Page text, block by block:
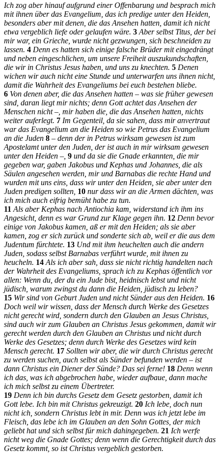
Ich zog aber hinauf aufgrund einer Offenbarung und besprach mich
mit ihnen über das Evangelium, das ich predige unter den Heiden,
besonders aber mit denen, die das Ansehen hatten, damit ich nicht
etwa vergeblich liefe oder gelaufen wäre. 3 Aber selbst Titus, der bei
mir war, ein Grieche, wurde nicht gezwungen, sich beschneiden zu
lassen. 4 Denn es hatten sich einige falsche Brüder mit eingedrängt
und neben eingeschlichen, um unsere Freiheit auszukundschaften,
die wir in Christus Jesus haben, und uns zu knechten. 5 Denen
wichen wir auch nicht eine Stunde und unterwarfen uns ihnen nicht,
damit die Wahrheit des Evangeliums bei euch bestehen bliebe.
6 Von denen aber, die das Ansehen hatten – was sie früher gewesen
sind, daran liegt mir nichts; denn Gott achtet das Ansehen der
Menschen nicht –, mir haben die, die das Ansehen hatten, nichts
weiter auferlegt. 7 Im Gegenteil, da sie sahen, dass mir anvertraut
war das Evangelium an die Heiden so wie Petrus das Evangelium
an die Juden 8 – denn der in Petrus wirksam gewesen ist zum
Apostelamt unter den Juden, der ist auch in mir wirksam gewesen
unter den Heiden –, 9 und da sie die Gnade erkannten, die mir
gegeben war, gaben Jakobus und Kephas und Johannes, die als
Säulen angesehen werden, mir und Barnabas die rechte Hand und
wurden mit uns eins, dass wir unter den Heiden, sie aber unter den
Juden predigen sollten, 10 nur dass wir an die Armen dächten, was
ich mich auch eifrig bemüht habe zu tun.
11 Als aber Kephas nach Antiochia kam, widerstand ich ihm ins
Angesicht, denn es war Grund zur Klage gegen ihn. 12 Denn bevor
einige von Jakobus kamen, aß er mit den Heiden; als sie aber
kamen, zog er sich zurück und sonderte sich ab, weil er die aus dem
Judentum fürchtete. 13 Und mit ihm heuchelten auch die andern
Juden, sodass selbst Barnabas verführt wurde, mit ihnen zu
heucheln. 14 Als ich aber sah, dass sie nicht richtig handelten nach
der Wahrheit des Evangeliums, sprach ich zu Kephas öffentlich vor
allen: Wenn du, der du ein Jude bist, heidnisch lebst und nicht
jüdisch, warum zwingst du dann die Heiden, jüdisch zu leben?
15 Wir sind von Geburt Juden und nicht Sünder aus den Heiden. 16
Doch weil wir wissen, dass der Mensch durch Werke des Gesetzes
nicht gerecht wird, sondern durch den Glauben an Jesus Christus,
sind auch wir zum Glauben an Christus Jesus gekommen, damit wir
gerecht werden durch den Glauben an Christus und nicht durch
Werke des Gesetzes; denn durch Werke des Gesetzes wird kein
Mensch gerecht. 17 Sollten wir aber, die wir durch Christus gerecht
zu werden suchen, auch selbst als Sünder befunden werden – ist
dann Christus ein Diener der Sünde? Das sei ferne! 18 Denn wenn
ich das, was ich abgebrochen habe, wieder aufbaue, dann mache
ich mich selbst zu einem Übertreter.
19 Denn ich bin durchs Gesetz dem Gesetz gestorben, damit ich
Gott lebe. Ich bin mit Christus gekreuzigt. 20 Ich lebe, doch nun
nicht ich, sondern Christus lebt in mir. Denn was ich jetzt lebe im
Fleisch, das lebe ich im Glauben an den Sohn Gottes, der mich
geliebt hat und sich selbst für mich dahingegeben. 21 Ich werfe
nicht weg die Gnade Gottes; denn wenn die Gerechtigkeit durch das
Gesetz kommt, so ist Christus vergeblich gestorben.